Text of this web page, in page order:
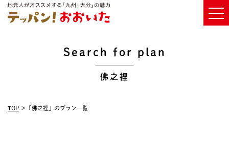
Search for plan
佛之裡
TOP 「佛之裡」のプラン一覧